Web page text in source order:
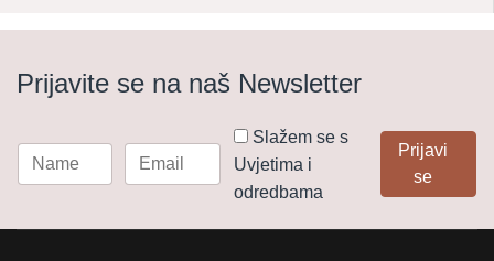
Prijavite se na naš Newsletter
Slažem se s
Uvjetima i
odredbama
Prijavi
se